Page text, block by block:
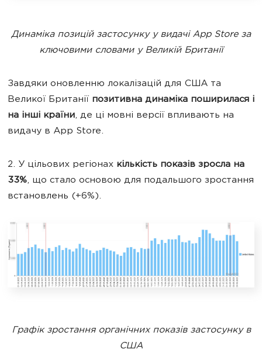
Динаміка позицій застосунку у видачі App Store за
ключовими словами у Великій Британії
Завдяки оновленню локалізацій для США та
Великої Британії позитивна динаміка поширилася і
на інші країни, де ці мовні версії впливають на
видачу в App Store.
2. У цільових регіонах кількість показів зросла на
33%, що стало основою для подальшого зростання
встановлень (+6%).
Графік зростання органічних показів застосунку в
США